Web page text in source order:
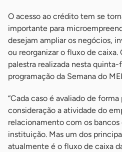
O acesso ao crédito tem se
importante para
desejam ampliar os negócios,
ou reorganizar o fluxo de
palestra realizada nesta
programação da Semana do
“Cada caso é avaliado de
consideração a atividade do
relacionamento com os
instituição. Mas um dos
atualmente é o fluxo de caixa